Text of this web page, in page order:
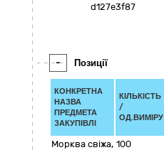
d127e3f87
- Позиції
КОНКРЕТНА
НАЗВА
ПРЕДМЕТА
ЗАКУПІВЛІ
КІЛЬКІСТЬ
/
ОД.ВИМІРУ
Морква свіжа, 100